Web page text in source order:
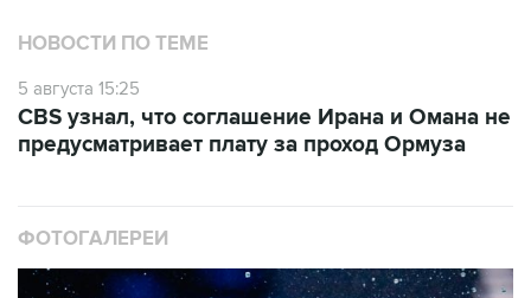
НОВОСТИ ПО ТЕМЕ
5 августа 15:25
CBS узнал, что соглашение Ирана и Омана не
предусматривает плату за проход Ормуза
ФОТОГАЛЕРЕИ